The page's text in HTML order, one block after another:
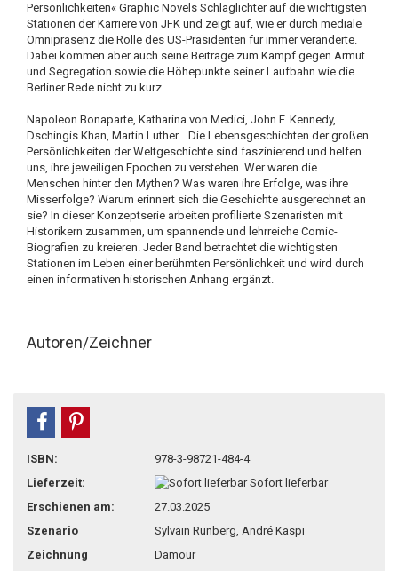
Persönlichkeiten« Graphic Novels Schlaglichter auf die wichtigsten
Stationen der Karriere von JFK und zeigt auf, wie er durch mediale
Omnipräsenz die Rolle des US-Präsidenten für immer veränderte.
Dabei kommen aber auch seine Beiträge zum Kampf gegen Armut
und Segregation sowie die Höhepunkte seiner Laufbahn wie die
Berliner Rede nicht zu kurz.
Napoleon Bonaparte, Katharina von Medici, John F. Kennedy,
Dschingis Khan, Martin Luther… Die Lebensgeschichten der großen
Persönlichkeiten der Weltgeschichte sind faszinierend und helfen
uns, ihre jeweiligen Epochen zu verstehen. Wer waren die
Menschen hinter den Mythen? Was waren ihre Erfolge, was ihre
Misserfolge? Warum erinnert sich die Geschichte ausgerechnet an
sie? In dieser Konzeptserie arbeiten profilierte Szenaristen mit
Historikern zusammen, um spannende und lehrreiche Comic-
Biografien zu kreieren. Jeder Band betrachtet die wichtigsten
Stationen im Leben einer berühmten Persönlichkeit und wird durch
einen informativen historischen Anhang ergänzt.
Autoren/Zeichner
teilen
ISBN:
978-3-98721-484-4
Lieferzeit:
Sofort lieferbar
Erschienen am:
27.03.2025
Szenario
Sylvain Runberg, André Kaspi
Zeichnung
Damour